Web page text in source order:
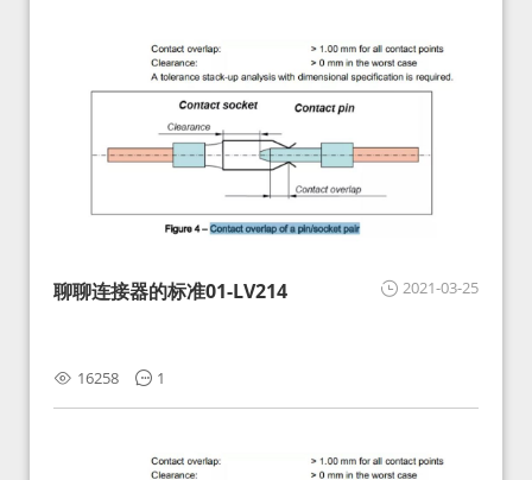
2021-03-25
聊聊连接器的标准01-LV214
16258 1